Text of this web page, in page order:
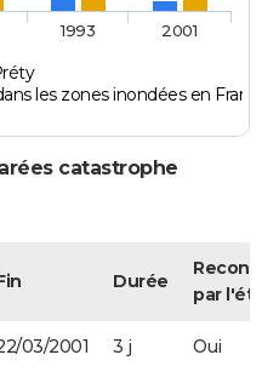
les zones inondées en
1993 2001
catastrophe
Durée
par
03/2001 3 j Oui